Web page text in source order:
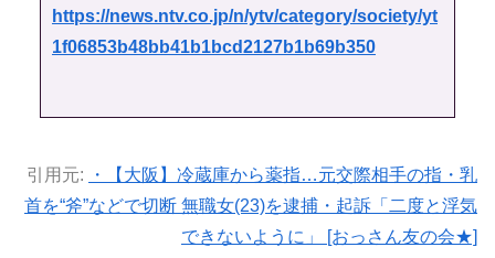
https://news.ntv.co.jp/n/ytv/category/society/yt
1f06853b48bb41b1bcd2127b1b69b350
引用元:
・【大阪】冷蔵庫から薬指…元交際相手の指・乳
首を“斧”などで切断 無職女(23)を逮捕・起訴「二度と浮気
できないように」 [おっさん友の会★]